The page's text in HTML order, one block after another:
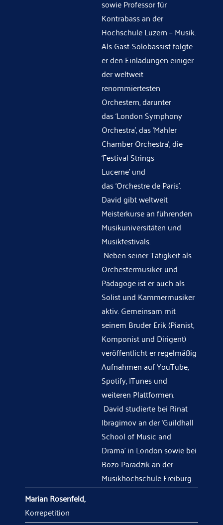
sowie Professor für
Kontrabass an der
Hochschule Luzern – Musik.
Als Gast-Solobassist folgte
er den Einladungen einiger
der weltweit
renommiertesten
Orchestern, darunter
das‘London Symphony
Orchestra’, das‘Mahler
Chamber Orchestra’, die
‘Festival Strings
Lucerne’und
das‘Orchestre de Paris’.
David gibt weltweit
Meisterkurse an führenden
Musikuniversitäten und
Musikfestivals.
Neben seiner Tätigkeit als
Orchestermusiker und
Pädagoge ist er auch als
Solist und Kammermusiker
aktiv. Gemeinsam mit
seinem Bruder Erik (Pianist,
Komponist und Dirigent)
veröffentlicht er regelmäßig
Aufnahmen auf YouTube,
Spotify, ITunes und
weiteren Plattformen.
David studierte bei Rinat
Ibragimov an der‘Guildhall
School of Music and
Drama’ in London sowie bei
Bozo Paradzik an der
Musikhochschule Freiburg.
Marian Rosenfeld,
Korrepetition